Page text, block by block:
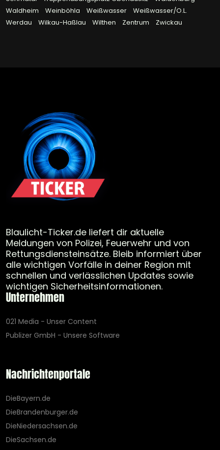
Waldheim
Weinböhla Weißwasser
Weißwasser/O.L.
Werdau
Wilkau-Haßlau Wilthen Zentrum Zwickau
Blaulicht-Ticker.de liefert dir aktuelle
Meldungen von Polizei, Feuerwehr und von
Rettungsdiensteinsätze. Bleib informiert über
alle wichtigen Vorfälle in deiner Region mit
schnellen und verlässlichen Updates sowie
wichtigen Sicherheitsinformationen.
Unternehmen
021 Media - Unser Content
Publizer GmbH - Unsere Software
Nachrichtenportale
DieBayern.de
DieBrandenburger.de
DieNiedersachsen.de
DieSachsen.de